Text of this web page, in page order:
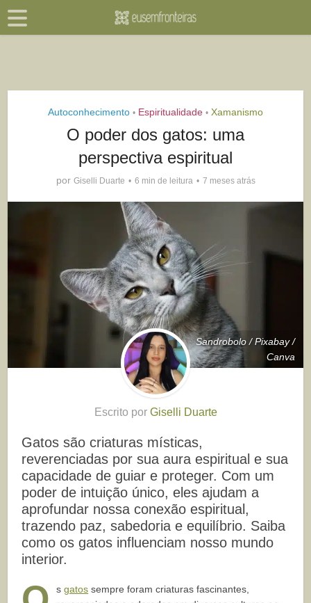
Autoconhecimento • Espiritualidade • Xamanismo
O poder dos gatos: uma
perspectiva espiritual
por Giselli Duarte 6 min de leitura 7 meses atrás
Sandrobolo / Pixabay /
Canva
Escrito por Giselli Duarte
Gatos são criaturas místicas,
reverenciadas por sua aura espiritual e sua
capacidade de guiar e proteger. Com um
poder de intuição único, eles ajudam a
aprofundar nossa conexão espiritual,
trazendo paz, sabedoria e equilíbrio. Saiba
como os gatos influenciam nosso mundo
interior.
sgatos sempre foram criaturas fascinantes,